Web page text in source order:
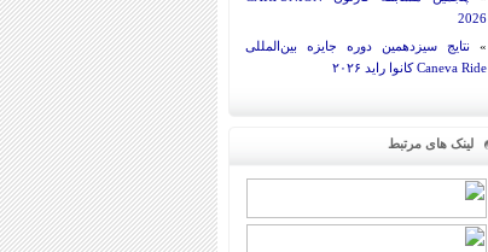
2026
» نتایج سیزدهمین دوره جایزه بین‌المللی
Caneva Ride کانوا راید ۲۰۲۶
لینک های مرتبط